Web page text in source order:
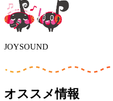
JOYSOUND
オススメ情報